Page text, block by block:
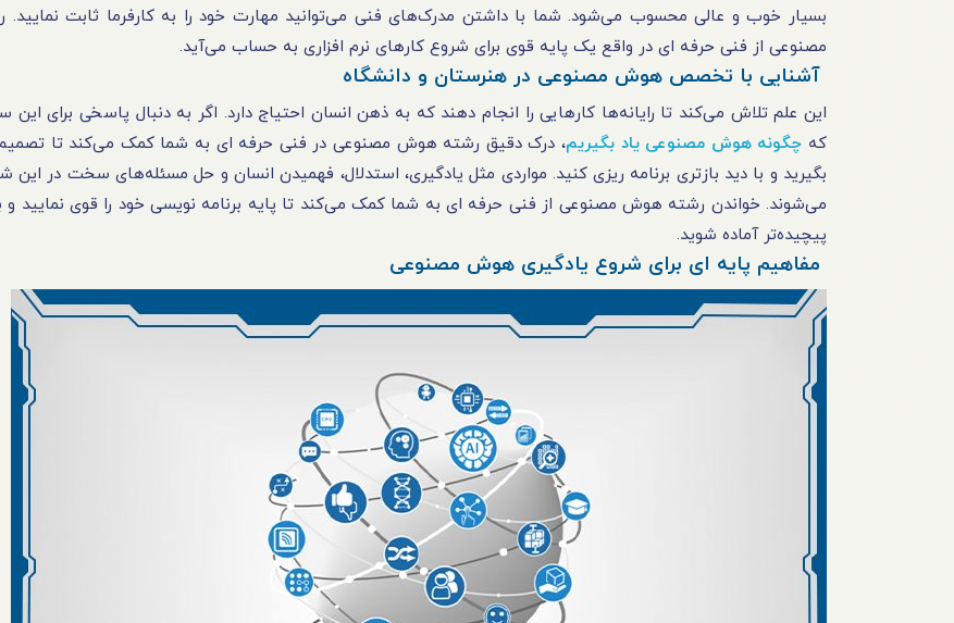
بسیار خوب و عالی محسوب می‌شود. شما با داشتن مدرک‌های فنی می‌توانید مهارت خود را به کارفرما ثابت
مصنوعی از فنی حرفه ای در واقع یک پایه قوی برای شروع کارهای نرم افزاری به حساب می‌آید.
آشنایی با تخصص هوش مصنوعی در هنرستان و دانشگاه
این علم تلاش می‌کند تا رایانه‌ها کارهایی را انجام دهند که به ذهن انسان احتیاج دارد. اگر به دنبال پاسخی برای این
که چگونه هوش مصنوعی یاد بگیریم، درک دقیق رشته هوش مصنوعی در فنی حرفه ای به شما کمک می‌کند تا
بگیرید و با دید بازتری برنامه ریزی کنید. مواردی مثل یادگیری، استدلال، فهمیدن انسان و حل مسئله‌های سخت در این
می‌شوند. خواندن رشته هوش مصنوعی از فنی حرفه ای به شما کمک می‌کند تا پایه برنامه نویسی خود را قوی نمایید و
پیچیده‌تر آماده شوید.
مفاهیم پایه ای برای شروع یادگیری هوش مصنوعی